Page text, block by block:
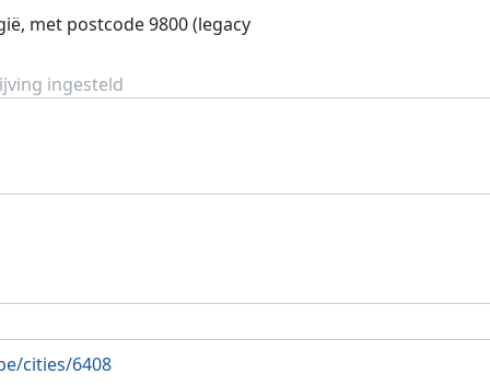
met postcode 9800 (legacy
ingesteld
cities/6408